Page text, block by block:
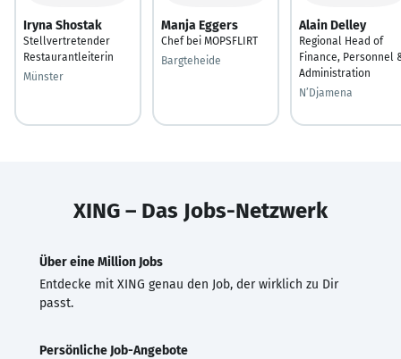
Iryna Shostak
Stellvertretender
Restaurantleiterin
Münster
Manja Eggers
Chef bei MOPSFLIRT
Bargteheide
Alain Delley
Regional Head of
Finance, Personnel
Administration
N’Djamena
XING – Das Jobs-Netzwerk
Über eine Million Jobs
Entdecke mit XING genau den Job, der wirklich zu Dir
passt.
Persönliche Job-Angebote